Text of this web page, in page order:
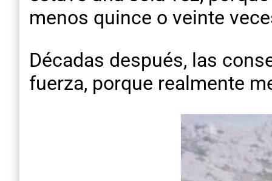
menos quince o veinte
Décadas después, las
fuerza, porque realmente